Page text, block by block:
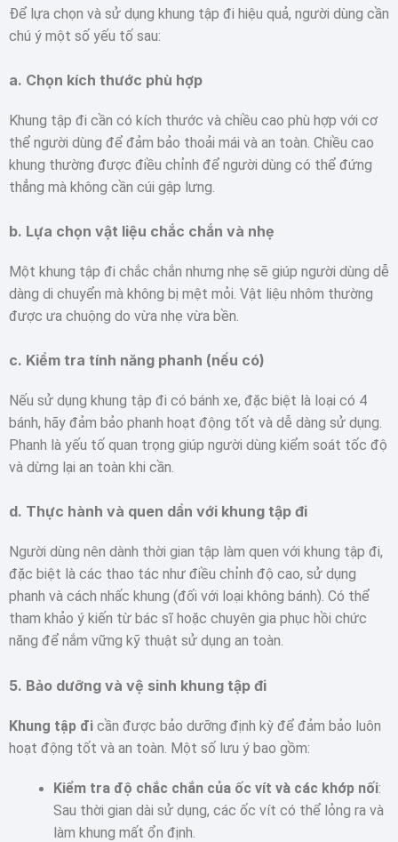
Để lựa chọn và sử dụng khung tập đi hiệu quả, người dùng cần
chú ý một số yếu tố sau:
a. Chọn kích thước phù hợp
Khung tập đi cần có kích thước và chiều cao phù hợp với cơ
thể người dùng để đảm bảo thoải mái và an toàn. Chiều cao
khung thường được điều chỉnh để người dùng có thể đứng
thẳng mà không cần cúi gập lưng.
b. Lựa chọn vật liệu chắc chắn và nhẹ
Một khung tập đi chắc chắn nhưng nhẹ sẽ giúp người dùng dễ
dàng di chuyển mà không bị mệt mỏi. Vật liệu nhôm thường
được ưa chuộng do vừa nhẹ vừa bền.
c. Kiểm tra tính năng phanh (nếu có)
Nếu sử dụng khung tập đi có bánh xe, đặc biệt là loại có 4
bánh, hãy đảm bảo phanh hoạt động tốt và dễ dàng sử dụng.
Phanh là yếu tố quan trọng giúp người dùng kiểm soát tốc độ
và dừng lại an toàn khi cần.
d. Thực hành và quen dần với khung tập đi
Người dùng nên dành thời gian tập làm quen với khung tập đi,
đặc biệt là các thao tác như điều chỉnh độ cao, sử dụng
phanh và cách nhấc khung (đối với loại không bánh). Có thể
tham khảo ý kiến từ bác sĩ hoặc chuyên gia phục hồi chức
năng để nắm vững kỹ thuật sử dụng an toàn.
5. Bảo dưỡng và vệ sinh khung tập đi
Khung tập đi cần được bảo dưỡng định kỳ để đảm bảo luôn
hoạt động tốt và an toàn. Một số lưu ý bao gồm:
Kiểm tra độ chắc chắn của ốc vít và các khớp nối:
Sau thời gian dài sử dụng, các ốc vít có thể lỏng ra và
làm khung mất ổn định.